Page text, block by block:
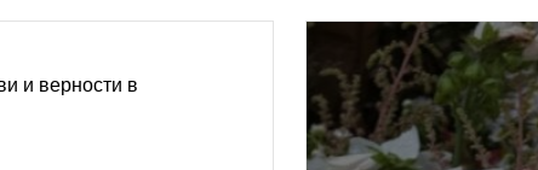
и верности в